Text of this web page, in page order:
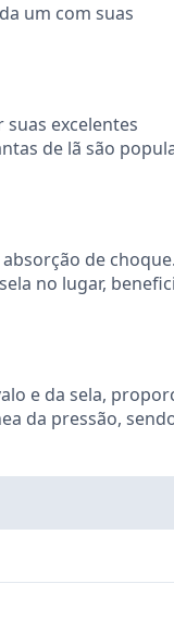
um com suas
excelentes
de lã são
de choque.
no lugar,
e da sela,
da pressão,